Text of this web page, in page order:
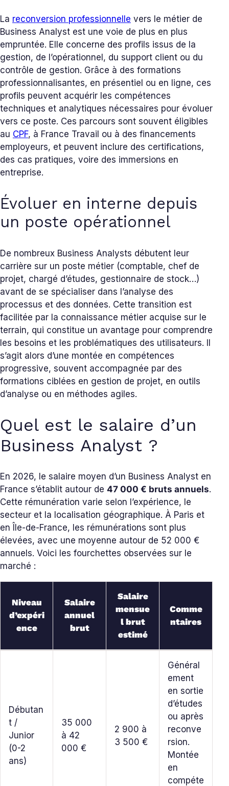
La reconversion professionnelle vers le métier de
Business Analyst est une voie de plus en plus
empruntée. Elle concerne des profils issus de la
gestion, de l’opérationnel, du support client ou du
contrôle de gestion. Grâce à des formations
professionnalisantes, en présentiel ou en ligne, ces
profils peuvent acquérir les compétences
techniques et analytiques nécessaires pour évoluer
vers ce poste. Ces parcours sont souvent éligibles
au CPF, à France Travail ou à des financements
employeurs, et peuvent inclure des certifications,
des cas pratiques, voire des immersions en
entreprise.
Évoluer en interne depuis
un poste opérationnel
De nombreux Business Analysts débutent leur
carrière sur un poste métier (comptable, chef de
projet, chargé d’études, gestionnaire de stock…)
avant de se spécialiser dans l’analyse des
processus et des données. Cette transition est
facilitée par la connaissance métier acquise sur le
terrain, qui constitue un avantage pour comprendre
les besoins et les problématiques des utilisateurs. Il
s’agit alors d’une montée en compétences
progressive, souvent accompagnée par des
formations ciblées en gestion de projet, en outils
d’analyse ou en méthodes agiles.
Quel est le salaire d’un
Business Analyst ?
En 2026, le salaire moyen d’un Business Analyst en
France s’établit autour de 47 000 € bruts annuels.
Cette rémunération varie selon l’expérience, le
secteur et la localisation géographique. À Paris et
en Île-de-France, les rémunérations sont plus
élevées, avec une moyenne autour de 52 000 €
annuels. Voici les fourchettes observées sur le
marché :
Niveau
d’expéri
ence
Salaire
annuel
brut
Salaire
mensue
l brut
estimé
Comme
ntaires
Débutan
t /
Junior
(0-2
ans)
35 000
à 42
000 €
2 900 à
3 500 €
Général
ement
en sortie
d’études
ou après
reconve
rsion.
Montée
en
compéte